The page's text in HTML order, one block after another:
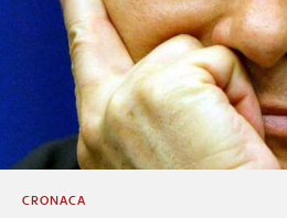
CRONACA